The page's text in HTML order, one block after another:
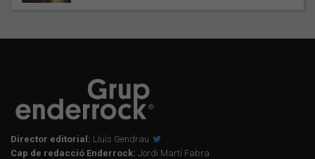
Director editorial: Lluís Gendrau
Cap de redacció Enderrock: Jordi Martí Fabra